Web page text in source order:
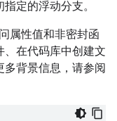
定的浮动分支。
属性值和非密封函
在代码库中创建文
背景信息，请参阅